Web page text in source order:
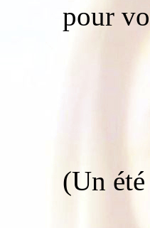
pour
(Un